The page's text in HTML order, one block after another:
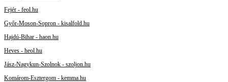
Fejér - feol.hu
Győr-Moson-Sopron - kisalfold.hu
Hajdú-Bihar - haon.hu
Heves - heol.hu
Jász-Nagykun-Szolnok - szoljon.hu
Komárom-Esztergom - kemma.hu